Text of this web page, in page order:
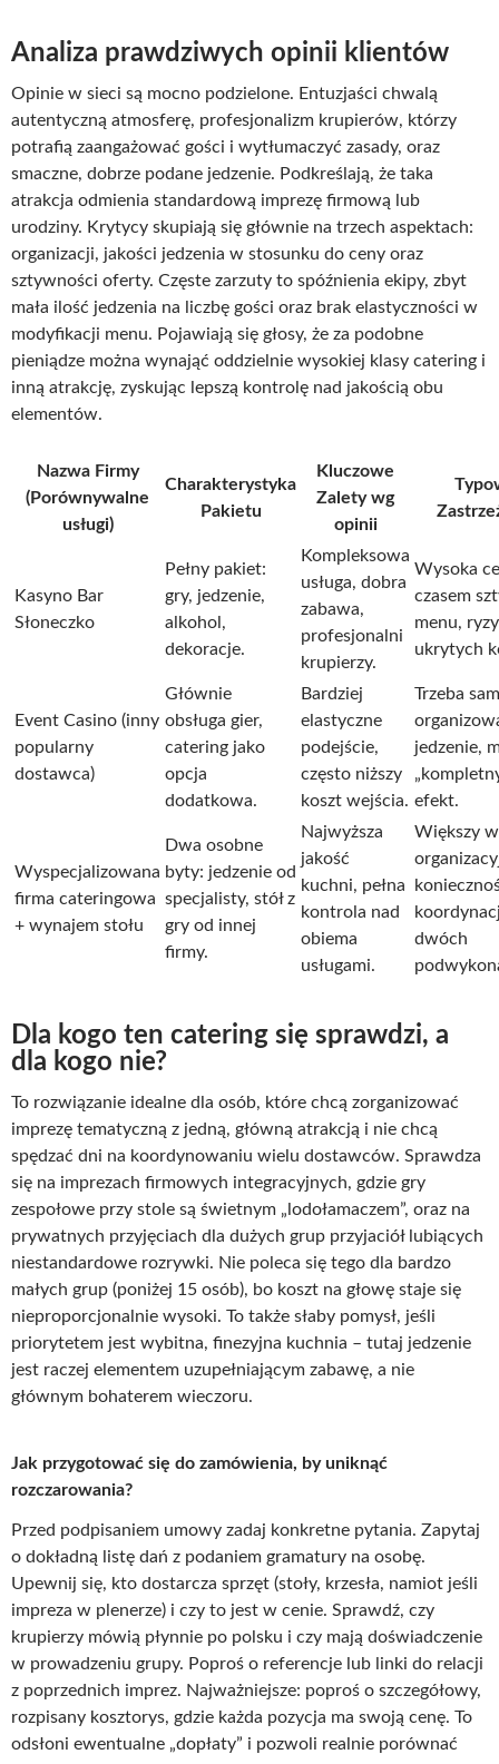
Analiza prawdziwych opinii klientów
Opinie w sieci są mocno podzielone. Entuzjaści chwalą
autentyczną atmosferę, profesjonalizm krupierów, którzy
potrafią zaangażować gości i wytłumaczyć zasady, oraz
smaczne, dobrze podane jedzenie. Podkreślają, że taka
atrakcja odmienia standardową imprezę firmową lub
urodziny. Krytycy skupiają się głównie na trzech aspektach:
organizacji, jakości jedzenia w stosunku do ceny oraz
sztywności oferty. Częste zarzuty to spóźnienia ekipy, zbyt
mała ilość jedzenia na liczbę gości oraz brak elastyczności w
modyfikacji menu. Pojawiają się głosy, że za podobne
pieniądze można wynająć oddzielnie wysokiej klasy catering i
inną atrakcję, zyskując lepszą kontrolę nad jakością obu
elementów.
Nazwa Firmy
(Porównywalne
usługi)
Charakterystyka
Pakietu
Kluczowe
Zalety wg
opinii
Kasyno Bar
Słoneczko
Pełny pakiet:
gry, jedzenie,
alkohol,
dekoracje.
Kompleksowa
usługa, dobra
zabawa,
profesjonalni
krupierzy.
Wysoka
czasem
menu,
ukrytych
Event Casino (inny
popularny
dostawca)
Głównie
obsługa gier,
catering jako
opcja
dodatkowa.
Bardziej
elastyczne
podejście,
często niższy
koszt wejścia.
Trzeba
jedzenie,
efekt.
Wyspecjalizowana
firma cateringowa
+ wynajem stołu
Dwa osobne
byty: jedzenie od
specjalisty, stół z
gry od innej
firmy.
Najwyższa
jakość
kuchni, pełna
kontrola nad
obiema
usługami.
Większy
dwóch
Dla kogo ten catering się sprawdzi, a
dla kogo nie?
To rozwiązanie idealne dla osób, które chcą zorganizować
imprezę tematyczną z jedną, główną atrakcją i nie chcą
spędzać dni na koordynowaniu wielu dostawców. Sprawdza
się na imprezach firmowych integracyjnych, gdzie gry
zespołowe przy stole są świetnym „lodołamaczem”, oraz na
prywatnych przyjęciach dla dużych grup przyjaciół lubiących
niestandardowe rozrywki. Nie poleca się tego dla bardzo
małych grup (poniżej 15 osób), bo koszt na głowę staje się
nieproporcjonalnie wysoki. To także słaby pomysł, jeśli
priorytetem jest wybitna, finezyjna kuchnia – tutaj jedzenie
jest raczej elementem uzupełniającym zabawę, a nie
głównym bohaterem wieczoru.
Jak przygotować się do zamówienia, by uniknąć
rozczarowania?
Przed podpisaniem umowy zadaj konkretne pytania. Zapytaj
o dokładną listę dań z podaniem gramatury na osobę.
Upewnij się, kto dostarcza sprzęt (stoły, krzesła, namiot jeśli
impreza w plenerze) i czy to jest w cenie. Sprawdź, czy
krupierzy mówią płynnie po polsku i czy mają doświadczenie
w prowadzeniu grupy. Poproś o referencje lub linki do relacji
z poprzednich imprez. Najważniejsze: poproś o szczegółowy,
rozpisany kosztorys, gdzie każda pozycja ma swoją cenę. To
odsłoni ewentualne „dopłaty” i pozwoli realnie porównać